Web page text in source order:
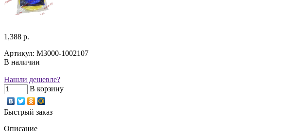
1,388 р.
Артикул: M3000-1002107
В наличии
Нашли дешевле?
В корзину
Быстрый заказ
Описание